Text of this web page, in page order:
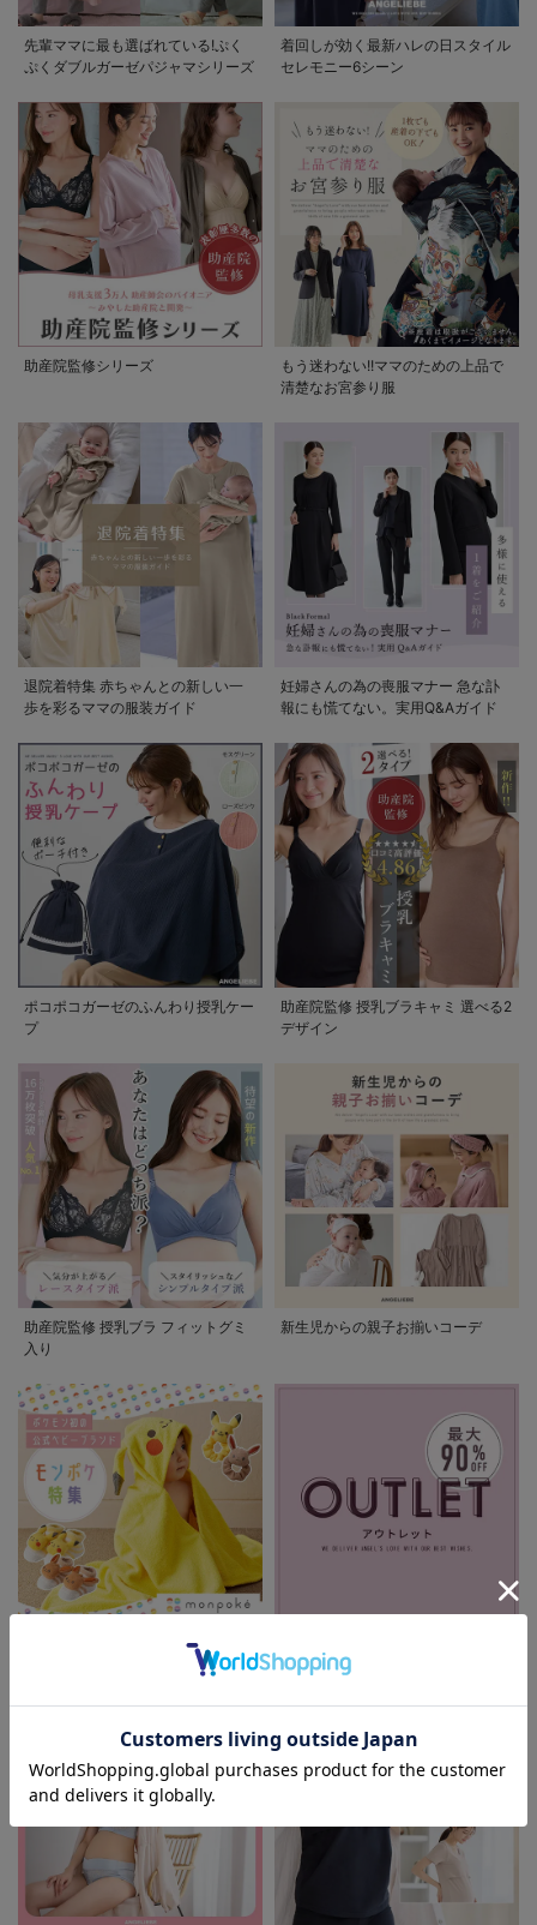
先輩ママに最も選ばれている!ぷく
ぷくダブルガーゼパジャマシリーズ
着回しが効く最新ハレの日スタイル
セレモニー6シーン
助産院監修シリーズ
もう迷わない!!ママのための上品で
清楚なお宮参り服
退院着特集 赤ちゃんとの新しい一
歩を彩るママの服装ガイド
妊婦さんの為の喪服マナー 急な訃
報にも慌てない。実用Q&Aガイド
ポコポコガーゼのふんわり授乳ケー
プ
助産院監修 授乳ブラキャミ 選べる2
デザイン
助産院監修 授乳ブラ フィットグミ
入り
新生児からの親子お揃いコーデ